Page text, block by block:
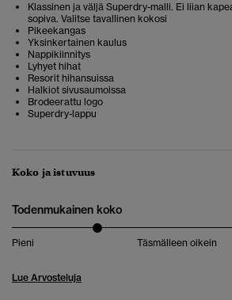
Klassinen ja väljä Superdry-malli. Ei liian
sopiva. Valitse tavallinen kokosi
Pikeekangas
Yksinkertainen kaulus
Nappikiinnitys
Lyhyet hihat
Resorit hihansuissa
Halkiot sivusaumoissa
Brodeerattu logo
Superdry-lappu
Koko ja istuvuus
Todenmukainen koko
Pieni Täsmälleen oikein
Lue Arvosteluja